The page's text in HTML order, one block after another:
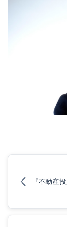
『不動産